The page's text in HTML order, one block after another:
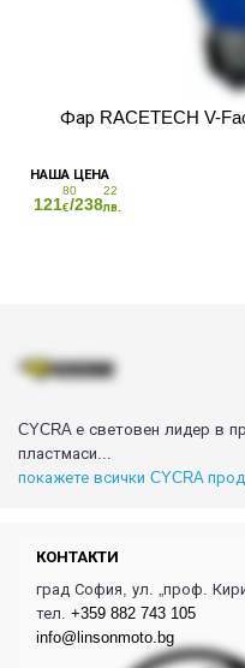
CYCRA е световен лидер в
пластмаси...
покажете всички CYCRA
Фар RACETECH V-
121
80
€/238
22
лв.
КОНТАКТИ
град София, ул. „проф.
тел. +359 882 743 105
info@linsonmoto.bg